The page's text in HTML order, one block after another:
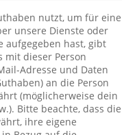
nutzt, um für eine
unsere Dienste oder
aufgegeben hast, gibt
mit dieser Person
Adresse und Daten
an die Person
(möglicherweise dein
Bitte beachte, dass die
ihre eigene